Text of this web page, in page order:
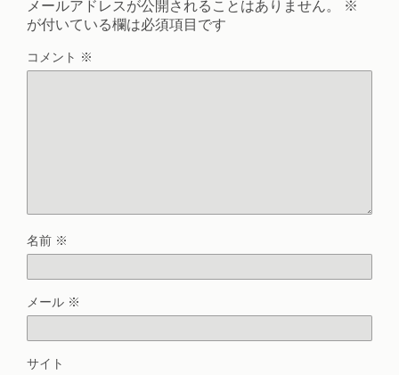
メールアドレスが公開されることはありません。
※
が付いている欄は必須項目です
コメント ※
名前 ※
メール ※
サイト